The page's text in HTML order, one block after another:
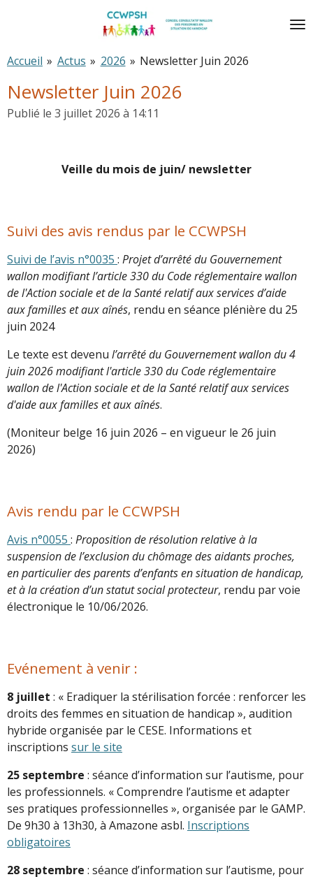
principal
Accueil » Actus » 2026 » Newsletter Juin 2026
Newsletter Juin 2026
Publié le 3 juillet 2026 à 14:11
Veille du mois de juin/ newsletter
Suivi des avis rendus par le CCWPSH
Suivi de l’avis n°0035 : Projet d’arrêté du Gouvernement
wallon modifiant l’article 330 du Code réglementaire wallon
de l'Action sociale et de la Santé relatif aux services d’aide
aux familles et aux aînés, rendu en séance plénière du 25
juin 2024
Le texte est devenu l’arrêté du Gouvernement wallon du 4
juin 2026 modifiant l'article 330 du Code réglementaire
wallon de l'Action sociale et de la Santé relatif aux services
d'aide aux familles et aux aînés.
(Moniteur belge 16 juin 2026 – en vigueur le 26 juin
2026)
Avis rendu par le CCWPSH
Avis n°0055 : Proposition de résolution relative à la
suspension de l’exclusion du chômage des aidants proches,
en particulier des parents d’enfants en situation de handicap,
et à la création d’un statut social protecteur, rendu par voie
électronique le 10/06/2026.
Evénement à venir :
8 juillet : « Eradiquer la stérilisation forcée : renforcer les
droits des femmes en situation de handicap », audition
hybride organisée par le CESE. Informations et
inscriptions sur le site
25 septembre : séance d’information sur l’autisme, pour
les professionnels. « Comprendre l’autisme et adapter
ses pratiques professionnelles », organisée par le GAMP.
De 9h30 à 13h30, à Amazone asbl. Inscriptions
obligatoires
28 septembre : séance d’information sur l’autisme, pour